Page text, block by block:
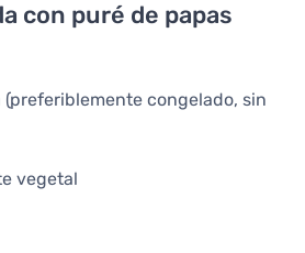
con puré de papas
congelado, sin
vegetal